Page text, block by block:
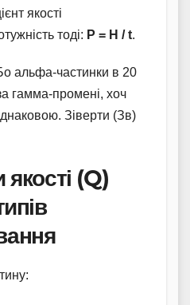
якості
тоді: P = H / t.
альфа-частинки в 20
гамма-промені, хоч
Зіверти (Зв)
якості (Q)